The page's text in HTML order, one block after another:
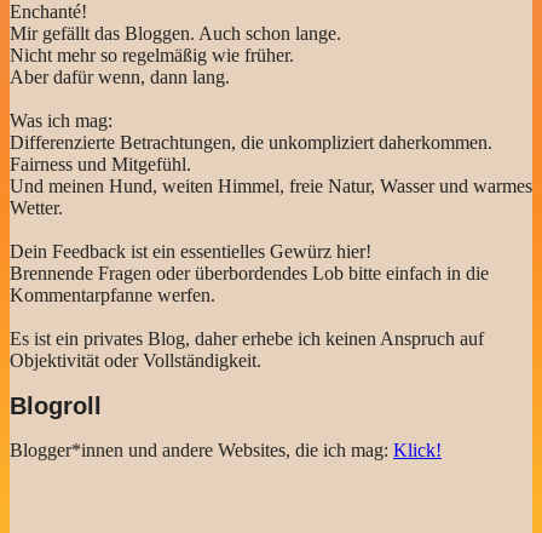
Enchanté!
Mir gefällt das Bloggen. Auch schon lange.
Nicht mehr so regelmäßig wie früher.
Aber dafür wenn, dann lang.
Was ich mag:
Differenzierte Betrachtungen, die unkompliziert daherkommen.
Fairness und Mitgefühl.
Und meinen Hund, weiten Himmel, freie Natur, Wasser und warmes
Wetter.
Dein Feedback ist ein essentielles Gewürz hier!
Brennende Fragen oder überbordendes Lob bitte einfach in die
Kommentarpfanne werfen.
Es ist ein privates Blog, daher erhebe ich keinen Anspruch auf
Objektivität oder Vollständigkeit.
Blogroll
Blogger*innen und andere Websites, die ich mag: Klick!